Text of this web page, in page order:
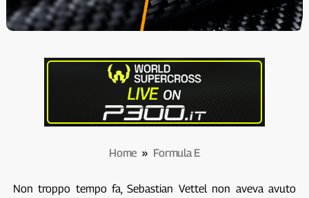
Home » Formula E
Non troppo tempo fa, Sebastian Vettel non aveva avuto